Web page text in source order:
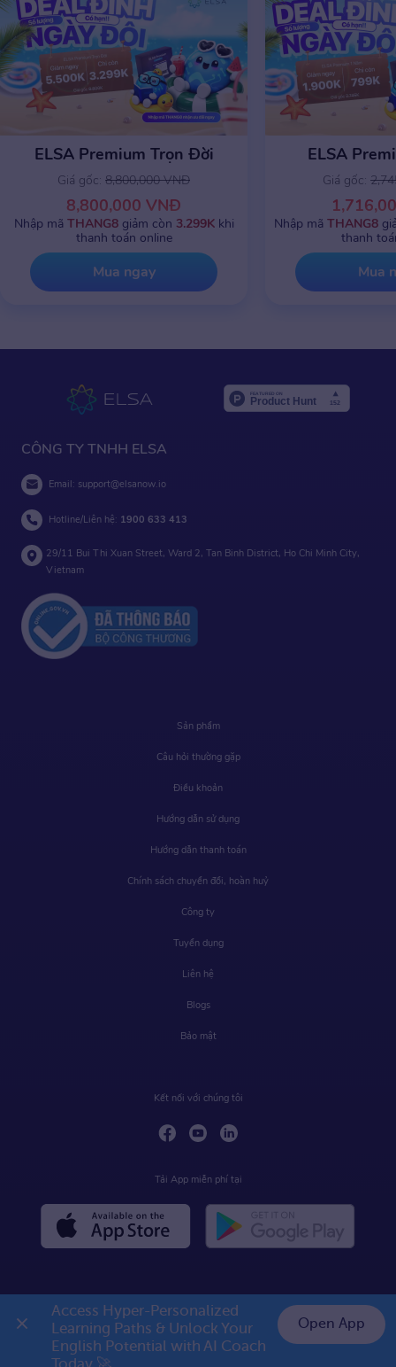
ELSA Premium Trọn Đời
Giá gốc: 8,800,000 VNĐ
8,800,000 VNĐ
Nhập mã THANG8giảm còn 3.299Kkhi
thanh toán online
Mua ngay
ELSA
Giá gốc:
Nhập mã THANG8
thanh
Mua
CÔNG TY TNHH ELSA
Email: support@elsanow.io
Hotline/Liên hệ: 1900 633 413
29/11 Bui Thi Xuan Street, Ward 2, Tan Binh District, Ho Chi Minh City,
Vietnam
Sản phẩm
Câu hỏi thường gặp
Điều khoản
Hướng dẫn sử dụng
Hướng dẫn thanh toán
Chính sách chuyển đổi, hoàn huỷ
Công ty
Tuyển dụng
Liên hệ
Blogs
Bảo mật
Kết nối với chúng tôi
Tải App miễn phí tại
Access Hyper-Personalized
Learning Paths & Unlock Your
English Potential with AI Coach
Open App